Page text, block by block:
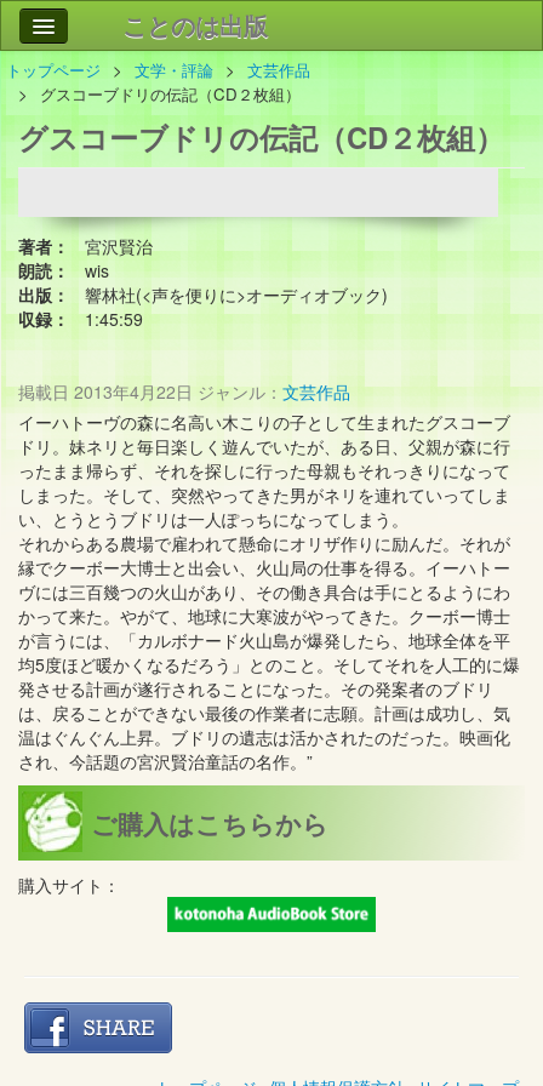
ことのは出版
作品
事業案内
会社情報
トップページ 文学・評論
文芸作品
グスコーブドリの伝記（CD２枚組）
グスコーブドリの伝記（CD２枚組）
著者：
宮沢賢治
朗読：
wis
出版：
響林社(<声を便りに>オーディオブック)
収録：
1:45:59
掲載日 2013年4月22日 ジャンル： 文芸作品
イーハトーヴの森に名高い木こりの子として生まれたグスコーブ
ドリ。妹ネリと毎日楽しく遊んでいたが、ある日、父親が森に行
ったまま帰らず、それを探しに行った母親もそれっきりになって
しまった。そして、突然やってきた男がネリを連れていってしま
い、とうとうブドリは一人ぽっちになってしまう。
それからある農場で雇われて懸命にオリザ作りに励んだ。それが
縁でクーボー大博士と出会い、火山局の仕事を得る。イーハトー
ヴには三百幾つの火山があり、その働き具合は手にとるようにわ
かって来た。やがて、地球に大寒波がやってきた。クーボー博士
が言うには、「カルボナード火山島が爆発したら、地球全体を平
均5度ほど暖かくなるだろう」とのこと。そしてそれを人工的に爆
発させる計画が遂行されることになった。その発案者のブドリ
は、戻ることができない最後の作業者に志願。計画は成功し、気
温はぐんぐん上昇。ブドリの遺志は活かされたのだった。映画化
され、今話題の宮沢賢治童話の名作。”
ご購入はこちらから
購入サイト：